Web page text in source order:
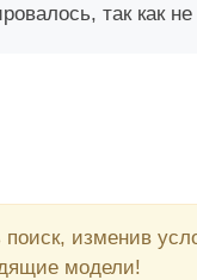
так как
изменив
модели!